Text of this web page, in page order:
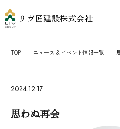
TOP ニュース & イベント情報一覧
2024.12.17
思わぬ再会